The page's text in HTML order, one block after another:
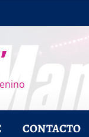
CONTACTO